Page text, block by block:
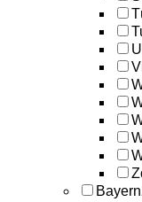
Bayern